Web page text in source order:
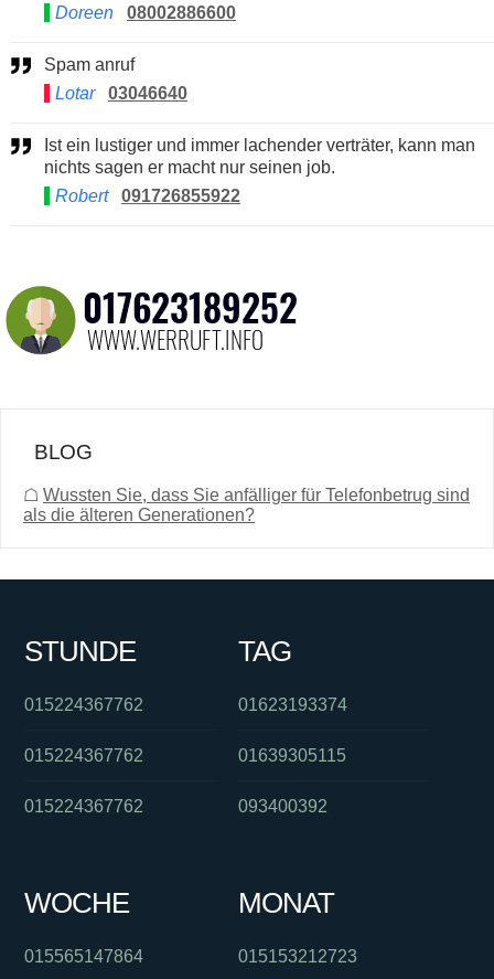
Doreen
08002886600
Spam anruf
Lotar
03046640
nichts sagen er macht nur seinen job.
Robert
091726855922
BLOG
☖ Wussten Sie, dass Sie anfälliger für Telefonbetrug sind
als die älteren Generationen?
STUNDE
015224367762
015224367762
015224367762
TAG
01623193374
01639305115
093400392
WOCHE
015565147864
MONAT
015153212723